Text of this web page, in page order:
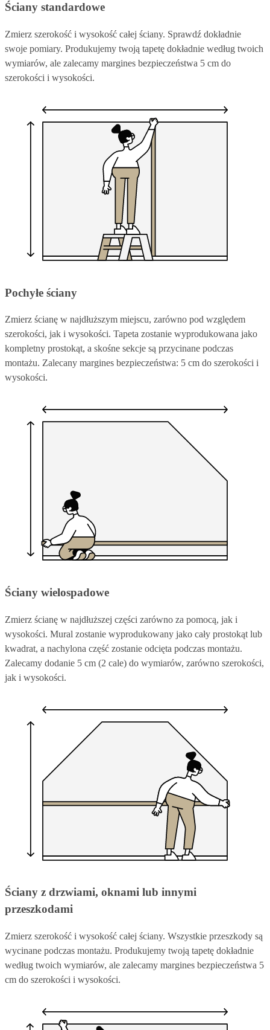
Ściany standardowe
Zmierz szerokość i wysokość całej ściany. Sprawdź dokładnie
swoje pomiary. Produkujemy twoją tapetę dokładnie według twoich
wymiarów, ale zalecamy margines bezpieczeństwa 5 cm do
szerokości i wysokości.
Pochyłe ściany
Zmierz ścianę w najdłuższym miejscu, zarówno pod względem
szerokości, jak i wysokości. Tapeta zostanie wyprodukowana jako
kompletny prostokąt, a skośne sekcje są przycinane podczas
montażu. Zalecany margines bezpieczeństwa: 5 cm do szerokości i
wysokości.
Ściany wielospadowe
Zmierz ścianę w najdłuższej części zarówno za pomocą, jak i
wysokości. Mural zostanie wyprodukowany jako cały prostokąt lub
kwadrat, a nachylona część zostanie odcięta podczas montażu.
Zalecamy dodanie 5 cm (2 cale) do wymiarów, zarówno szerokości,
jak i wysokości.
Ściany z drzwiami, oknami lub innymi
przeszkodami
Zmierz szerokość i wysokość całej ściany. Wszystkie przeszkody są
wycinane podczas montażu. Produkujemy twoją tapetę dokładnie
według twoich wymiarów, ale zalecamy margines bezpieczeństwa 5
cm do szerokości i wysokości.